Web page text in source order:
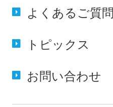
よくある ご質問
トピックス
お問い合わせ